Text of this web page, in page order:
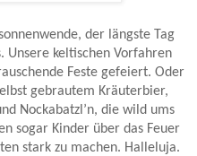
der längste Tag
Unsere keltischen Vorfahren
Feste gefeiert. Oder
gebrautem Kräuterbier,
Nockabatzl’n, die wild ums
sogar Kinder über das Feuer
stark zu machen. Halleluja.